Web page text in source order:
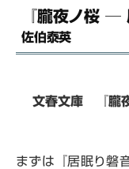
『朧夜ノ桜 ─
佐伯泰英
文春文庫 『朧
まずは『居眠り磐